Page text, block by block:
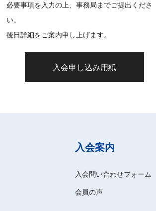
必要事項を入力の上、事務局までご提出くださ
い。
後日詳細をご案内申し上げます。
入会申し込み用紙
入会案内
入会問い合わせフォーム
会員の声